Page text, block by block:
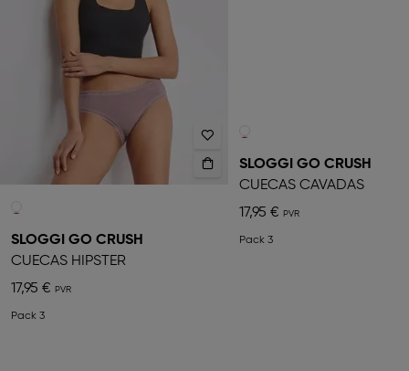
SLOGGI GO CRUSH
CUECAS HIPSTER
17,95 €
Pack 3
SLOGGI GO CRUSH